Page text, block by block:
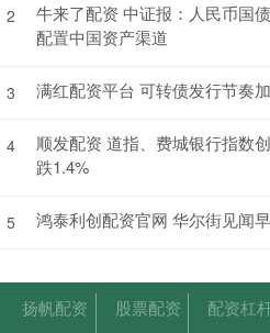
2
牛来了配资 中证报：人民币国
配置中国资产渠道
3 满红配资平台 可转债发行节奏
4
顺发配资 道指、费城银行指数
跌1.4%
5 鸿泰利创配资官网 华尔街见闻
扬帆配资 股票配资 配资杠